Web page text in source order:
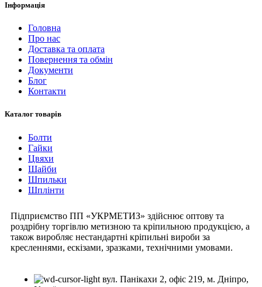
Інформація
Головна
Про нас
Доставка та оплата
Повернення та обмін
Документи
Блог
Контакти
Каталог товарів
Болти
Гайки
Цвяхи
Шайби
Шпильки
Шплінти
Підприємство ПП «УКРМЕТИЗ» здійснює оптову та
роздрібну торгівлю метизною та кріпильною продукцією, а
також виробляє нестандартні кріпильні вироби за
кресленнями, ескізами, зразками, технічними умовами.
вул. Панікахи 2, офіс 219, м. Дніпро,